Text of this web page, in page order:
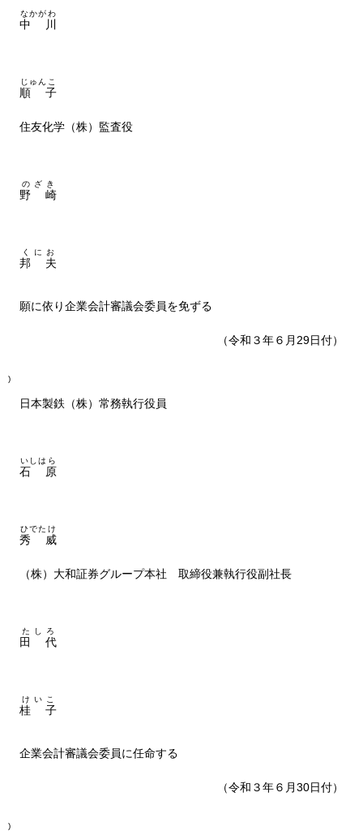
中 川
なかがわ
順 子
じゅんこ
住友化学（株）監査役
野 崎
のざき
邦 夫
くにお
願に依り企業会計審議会委員を免ずる
（令和３年６月29日付）
)
日本製鉄（株）常務執行役員
石 原
いしはら
秀 威
ひでたけ
（株）大和証券グループ本社 取締役兼執行役副社長
田 代
たしろ
桂 子
けいこ
企業会計審議会委員に任命する
（令和３年６月30日付）
)